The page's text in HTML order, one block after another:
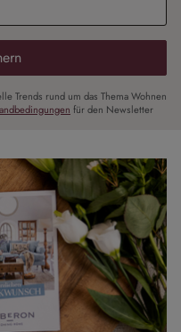
Trends rund um das Thema Wohnen
für den Newsletter